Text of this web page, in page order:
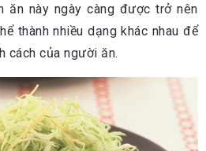
ăn này ngày càng được trở nên
thành nhiều dạng khác nhau để
cách của người ăn.